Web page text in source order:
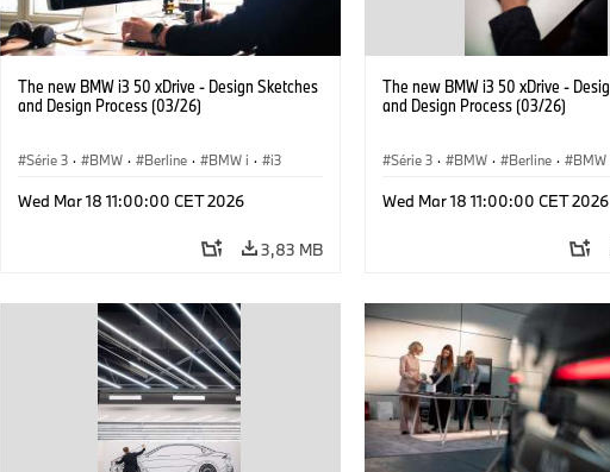
The new BMW i3 50 xDrive - Design Sketches
and Design Process (03/26)
Série 3 · BMW · Berline · BMW i · i3
Wed Mar 18 11:00:00 CET 2026
3,83 MB
The new BMW i3 50 xDrive -
and Design Process (03/26)
Série 3 · BMW · Berline · BMW
Wed Mar 18 11:00:00 CET 2026